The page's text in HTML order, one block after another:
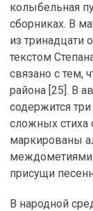
колыбельная
сборниках. В
из тринадцати
текстом
связано с тем,
района [25]. В
содержится
сложных стиха
маркированы
междометиями.
присущи
В народной